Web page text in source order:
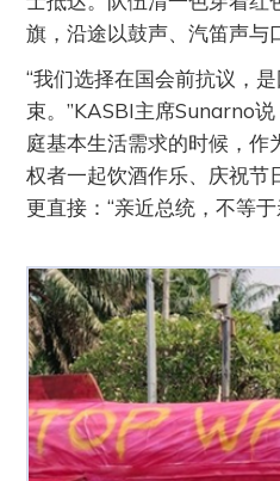
旗，沿途以鼓声、汽笛声与
“我们选择在国会前抗议，
束。”KASBI主席Sunarno
庭基本生活需求的时候，作
权者一起饮酒作乐、庆祝节
更直接：“亲近总统，不等